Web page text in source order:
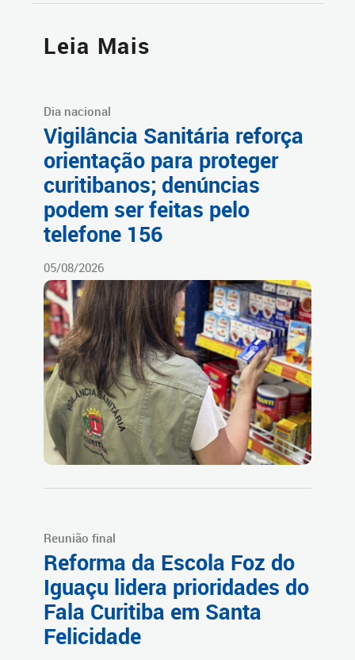
Leia Mais
Dia nacional
Vigilância Sanitária reforça
orientação para proteger
curitibanos; denúncias
podem ser feitas pelo
telefone 156
05/08/2026
Reunião final
Reforma da Escola Foz do
Iguaçu lidera prioridades do
Fala Curitiba em Santa
Felicidade